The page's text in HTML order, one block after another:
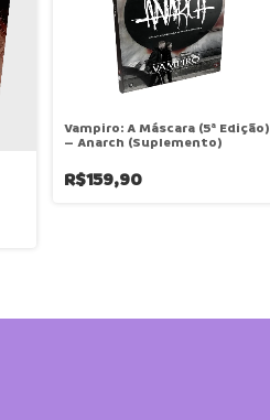
Vampiro: A Máscara (5ª Edição)
– Anarch (Suplemento)
R$159,90